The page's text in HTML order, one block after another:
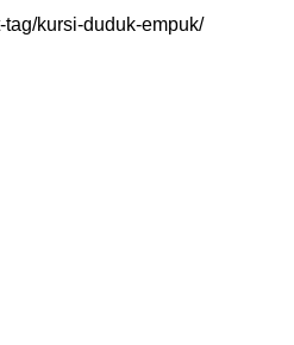
tag/kursi-duduk-empuk/